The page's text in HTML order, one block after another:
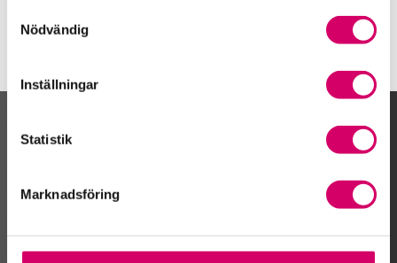
Nödvändig
Inställningar
Statistik
Marknadsföring
Kalendarium
Gå till kalendariet